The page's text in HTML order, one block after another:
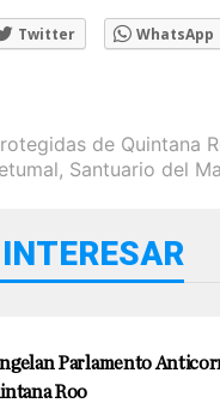
Twitter WhatsApp
de Quintana
, Santuario del
Parlamento
Roo